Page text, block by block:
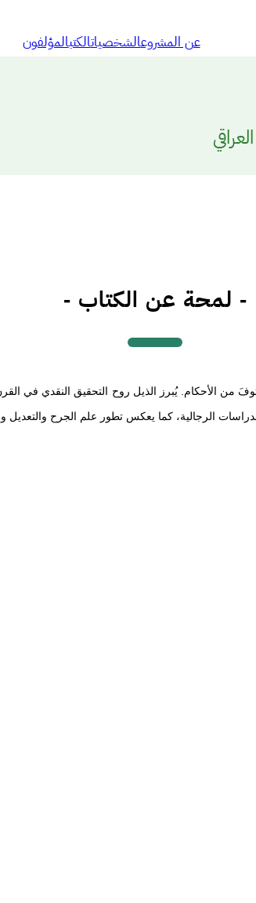
عن المشروعالشخصياتالكتبالمؤلفون
- لمحة عن الكتاب -
من الأحكام. يُبرز الذيل روح التحقيق النقدي في
الرجالية، كما يعكس تطور علم الجرح